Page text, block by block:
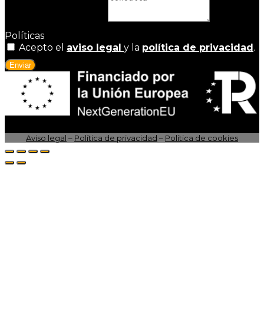
Políticas
Acepto el aviso legal y la política de privacidad.
Enviar
Aviso legal – Política de privacidad – Política de cookies